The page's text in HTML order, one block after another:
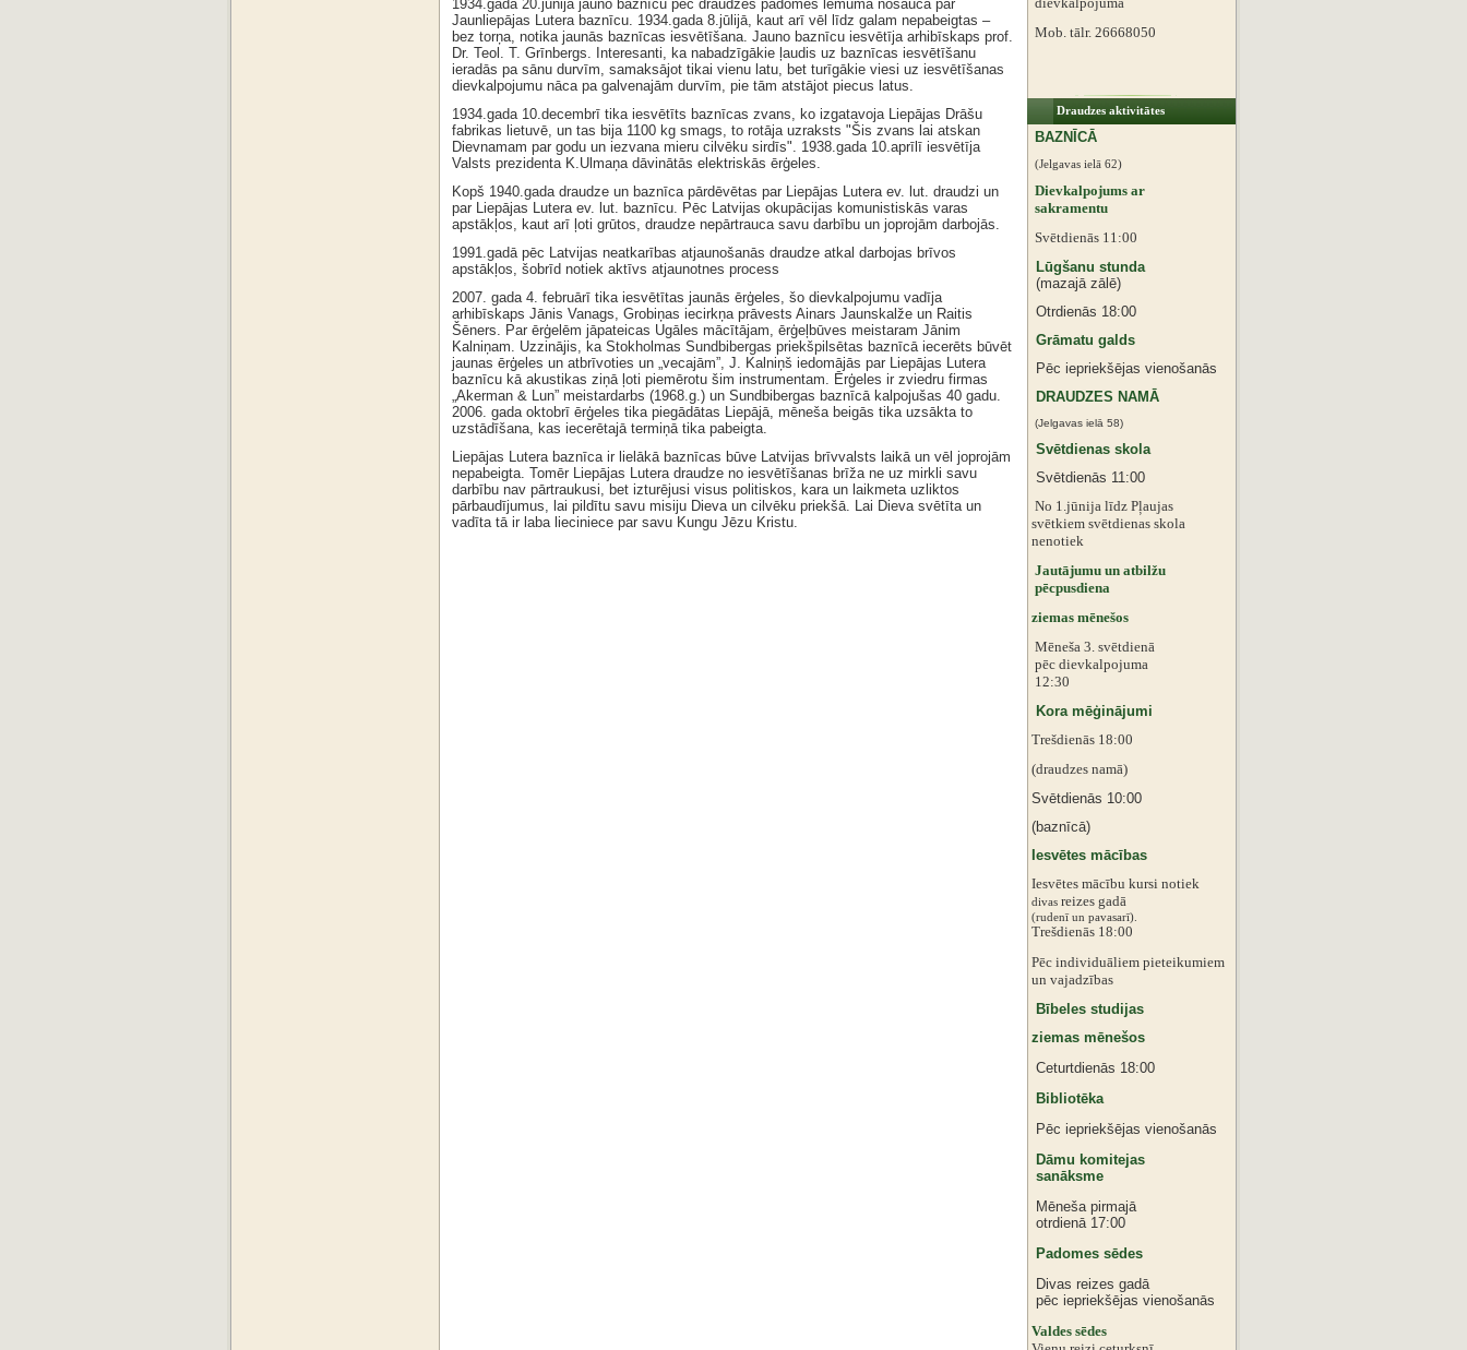
1934.gada 20.jūnijā jauno baznīcu pēc draudzes padomes lēmuma nosauca par
Jaunliepājas Lutera baznīcu. 1934.gada 8.jūlijā, kaut arī vēl līdz galam nepabeigtas –
bez torņa, notika jaunās baznīcas iesvētīšana. Jauno baznīcu iesvētīja arhibīskaps prof.
Dr. Teol. T. Grīnbergs. Interesanti, ka nabadzīgākie ļaudis uz baznīcas iesvētīšanu
ieradās pa sānu durvīm, samaksājot tikai vienu latu, bet turīgākie viesi uz iesvētīšanas
dievkalpojumu nāca pa galvenajām durvīm, pie tām atstājot piecus latus.
1934.gada 10.decembrī tika iesvētīts baznīcas zvans, ko izgatavoja Liepājas Drāšu
fabrikas lietuvē, un tas bija 1100 kg smags, to rotāja uzraksts "Šis zvans lai atskan
Dievnamam par godu un iezvana mieru cilvēku sirdīs". 1938.gada 10.aprīlī iesvētīja
Valsts prezidenta K.Ulmaņa dāvinātās elektriskās ērģeles.
Kopš 1940.gada draudze un baznīca pārdēvētas par Liepājas Lutera ev. lut. draudzi un
par Liepājas Lutera ev. lut. baznīcu. Pēc Latvijas okupācijas komunistiskās varas
apstākļos, kaut arī ļoti grūtos, draudze nepārtrauca savu darbību un joprojām darbojās.
1991.gadā pēc Latvijas neatkarības atjaunošanās draudze atkal darbojas brīvos
apstākļos, šobrīd notiek aktīvs atjaunotnes process
2007. gada 4. februārī tika iesvētītas jaunās ērģeles, šo dievkalpojumu vadīja
arhibīskaps Jānis Vanags, Grobiņas iecirkņa prāvests Ainars Jaunskalže un Raitis
Šēners. Par ērģelēm jāpateicas Ugāles mācītājam, ērģeļbūves meistaram Jānim
Kalniņam. Uzzinājis, ka Stokholmas Sundbibergas priekšpilsētas baznīcā iecerēts būvēt
jaunas ērģeles un atbrīvoties un „vecajām”, J. Kalniņš iedomājās par Liepājas Lutera
baznīcu kā akustikas ziņā ļoti piemērotu šim instrumentam. Ērģeles ir zviedru firmas
„Akerman & Lun” meistardarbs (1968.g.) un Sundbibergas baznīcā kalpojušas 40 gadu.
2006. gada oktobrī ērģeles tika piegādātas Liepājā, mēneša beigās tika uzsākta to
uzstādīšana, kas iecerētajā termiņā tika pabeigta.
Liepājas Lutera baznīca ir lielākā baznīcas būve Latvijas brīvvalsts laikā un vēl joprojām
nepabeigta. Tomēr Liepājas Lutera draudze no iesvētīšanas brīža ne uz mirkli savu
darbību nav pārtraukusi, bet izturējusi visus politiskos, kara un laikmeta uzliktos
pārbaudījumus, lai pildītu savu misiju Dieva un cilvēku priekšā. Lai Dieva svētīta un
vadīta tā ir laba lieciniece par savu Kungu Jēzu Kristu.
Mob. tālr. 26668050
Draudzes aktivitātes
BAZNĪCĀ
(Jelgavas ielā 62)
Dievkalpojums ar
sakramentu
Svētdienās 11:00
Lūgšanu stunda
(mazajā zālē)
Otrdienās 18:00
Grāmatu galds
Pēc iepriekšējas vienošanās
DRAUDZES NAMĀ
(Jelgavas ielā 58)
Svētdienas skola
Svētdienās 11:00
No 1.jūnija līdz Pļaujas
svētkiem svētdienas skola
nenotiek
Jautājumu un atbilžu
pēcpusdiena
ziemas mēnešos
Mēneša 3. svētdienā
pēc dievkalpojuma
12:30
Kora mēģinājumi
Trešdienās 18:00
(draudzes namā)
Svētdienās 10:00
(baznīcā)
Iesvētes mācības
Iesvētes mācību kursi notiek
divas reizes gadā
‌‌(rudenī un pavasarī).
Trešdienās 18:00
Pēc individuāliem pieteikumiem
‌un vajadzības
Bībeles studijas
ziemas mēnešos
Ceturtdienās 18:00
Bibliotēka
Pēc iepriekšējas vienošanās
Dāmu komitejas
sanāksme
Mēneša pirmajā
otrdienā 17:00
Padomes sēdes
Divas reizes gadā
pēc iepriekšējas vienošanās
‌Valdes sēdes